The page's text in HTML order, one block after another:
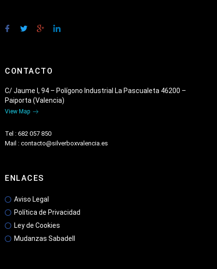
CONTACTO
C/ Jaume I, 94 – Polígono Industrial La Pascualeta 46200 –
Paiporta (Valencia)
View Map
Tel : 682 057 850
Mail : contacto@silverboxvalencia.es
ENLACES
Aviso Legal
Política de Privacidad
Ley de Cookies
Mudanzas Sabadell